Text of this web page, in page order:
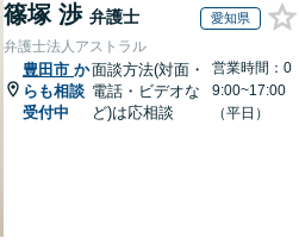
篠塚 渉 弁護士 愛知県
弁護士法人アストラル
豊田市 か
らも相談
受付中
面談方法(対面・
電話・ビデオな
ど)は応相談
営業時間：0
9:00~17:00
（平日）